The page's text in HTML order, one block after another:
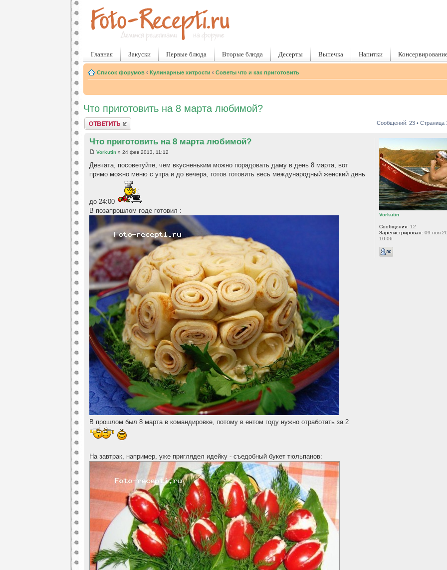
Главная Закуски Первые блюда Вторые блюда Десерты Выпечка Напитки
Список форумов ‹ Кулинарные хитрости ‹ Советы что и как приготовить
Что приготовить на 8 марта любимой?
Ответить Сообщений: 23 • Страница
Что приготовить на 8 марта любимой?
Vorkutin » 24 фев 2013, 11:12
Девчата, посоветуйте, чем вкусненьким можно порадовать даму в день 8 марта, вот
прямо можно меню с утра и до вечера, готов готовить весь международный женский день
до 24:00
В позапрошлом годе готовил :
В прошлом был 8 марта в командировке, потому в ентом году нужно отработать за 2
На завтрак, например, уже приглядел идейку - съедобный букет тюльпанов:
Vorkutin
Сообщения: 12
Зарегистрирован: 09 ноя
10:06